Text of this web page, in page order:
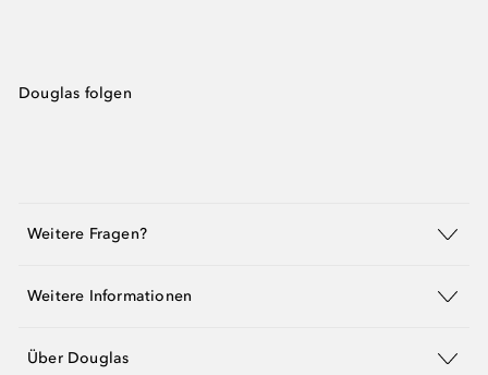
Douglas folgen
Weitere Fragen?
Weitere Informationen
Über Douglas